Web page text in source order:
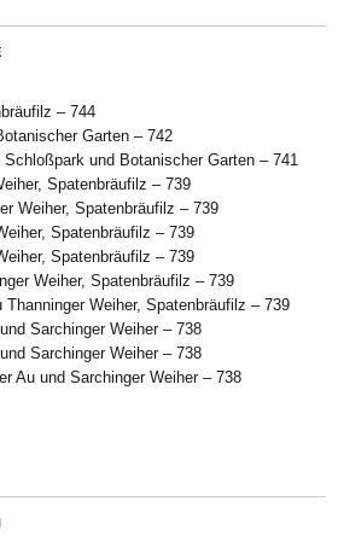
– 744
Garten – 742
Schloßpark und Botanischer Garten – 741
Spatenbräufilz – 739
Weiher, Spatenbräufilz – 739
Spatenbräufilz – 739
Spatenbräufilz – 739
Weiher, Spatenbräufilz – 739
Thanninger Weiher, Spatenbräufilz – 739
Sarchinger Weiher – 738
Sarchinger Weiher – 738
Au und Sarchinger Weiher – 738